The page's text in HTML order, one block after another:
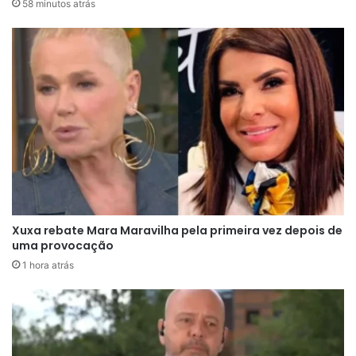
58 minutos atrás
Xuxa rebate Mara Maravilha pela primeira vez depois de
uma provocação
1 hora atrás